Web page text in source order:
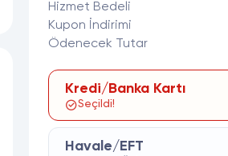
Hizmet Bedeli
Kupon İndirimi
Ödenecek Tutar
Kredi/Banka Kartı
Seçildi!
Havale/EFT